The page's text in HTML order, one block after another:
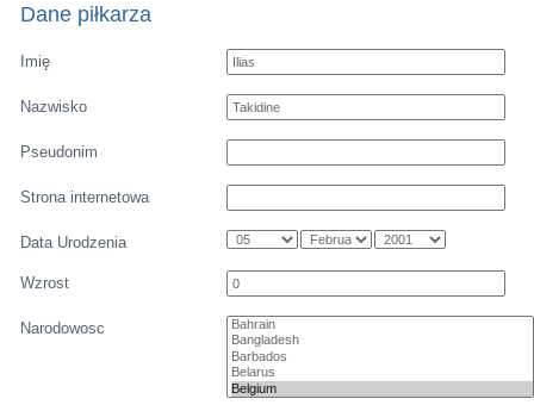
Dane piłkarza
Imię
Nazwisko
Pseudonim
Strona internetowa
Data Urodzenia
Wzrost
Narodowosc